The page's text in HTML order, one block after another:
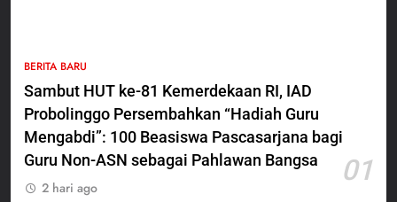
BERITA BARU
Sambut HUT ke-81 Kemerdekaan RI, IAD
Probolinggo Persembahkan “Hadiah Guru
Mengabdi”: 100 Beasiswa Pascasarjana bagi
Guru Non-ASN sebagai Pahlawan Bangsa
01
2 hari ago
Anggota Reskrim Polsek Beji,
Wujud Komitmen Transparansi
Penanganan Dugaan
Penganiayaan
BERITA BARU
6